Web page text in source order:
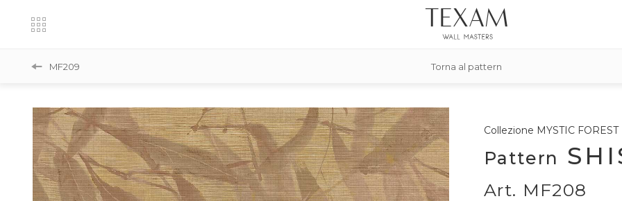
MF209 Torna al pattern
Collezione MYSTIC FOREST
Pattern
Art. MF208